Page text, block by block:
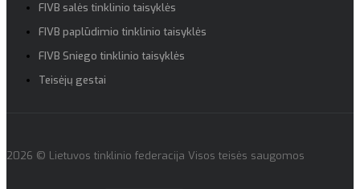
FIVB salės tinklinio taisyklės
FIVB paplūdimio tinklinio taisyklės
FIVB Sniego tinklinio taisyklės
Teisėjų gestai
2026 © Lietuvos tinklinio federacija Visos teisės saugomos